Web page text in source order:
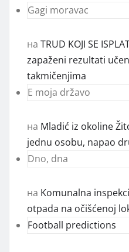
Gagi moravac
на TRUD KOJI SE
zapaženi rezultati
takmičenjima
E moja državo
на Mladić iz okoline
jednu osobu, napao
Dno, dna
на Komunalna
otpada na očišćenoj
Football predictions